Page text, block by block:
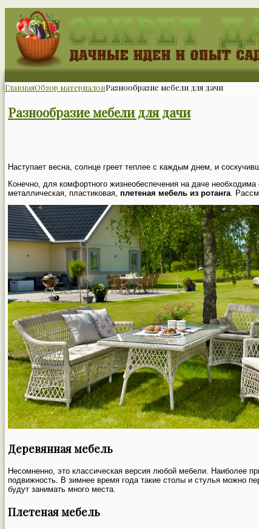
ГлавнаяОбзор материаловРазнообразие мебели для дачи
Разнообразие мебели для дачи
Наступает весна, солнце греет теплее с каждым днем, и
Конечно, для комфортного жизнеобеспечения на даче
металлическая, пластиковая, плетеная мебель из ротанга .
Деревянная мебель
Несомненно, это классическая версия любой мебели. Наиболее
подвижность. В зимнее время года такие столы и стулья можно
будут занимать много места.
Плетеная мебель